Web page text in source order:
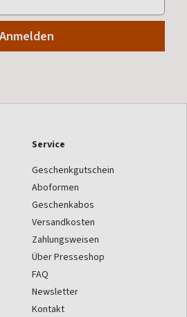
Service
Geschenkgutschein
Aboformen
Geschenkabos
Versandkosten
Zahlungsweisen
Über Presseshop
FAQ
Newsletter
Kontakt